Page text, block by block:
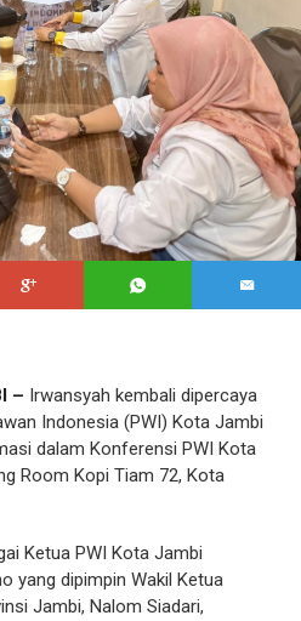
– Irwansyah kembali dipercaya
Indonesia (PWI) Kota Jambi
dalam Konferensi PWI Kota
Room Kopi Tiam 72, Kota
Ketua PWI Kota Jambi
yang dipimpin Wakil Ketua
Jambi, Nalom Siadari,